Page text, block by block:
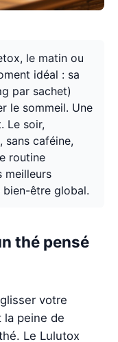
le matin ou
idéal : sa
par sachet)
le sommeil. Une
Le soir,
sans caféine,
routine
meilleurs
être global.
thé pensé
votre
la peine de
Le Lulutox